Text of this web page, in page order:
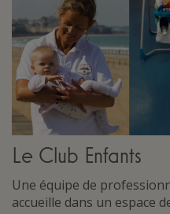
Le Club Enfants
Une équipe de
accueille dans un espace